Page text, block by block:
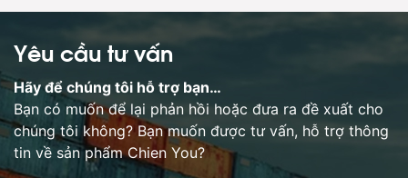
Yêu cầu tư vấn
Hãy để chúng tôi hỗ trợ bạn…
Bạn có muốn để lại phản hồi hoặc đưa ra đề xuất cho
chúng tôi không? Bạn muốn được tư vấn, hỗ trợ thông
tin về sản phẩm Chien You?